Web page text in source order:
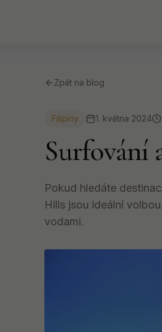
Zpět na blog
Filipíny 1. května 2024
Surfování
Pokud hledáte
Hills jsou ideální
vodami.